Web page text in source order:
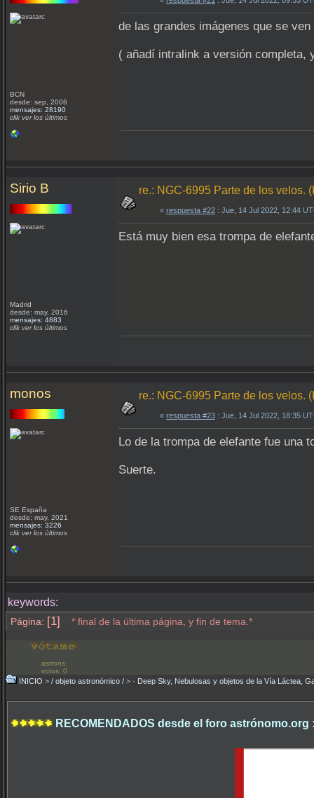
BCN
desde: sep, 2006
mensajes: 28190
clik ver los últimos
de las grandes imágenes que se
( añadí intralink a versión completa,
Sirio B
Madrid
desde: may, 2016
mensajes: 4883
clik ver los últimos
re.: NGC-6995 Parte de los velos.
« respuesta #22 : Jue, 14 Jul 2022, 12:44
Está muy bien esa trompa de
monos
SE España
desde: may, 2021
mensajes: 3226
clik ver los últimos
re.: NGC-6995 Parte de los velos.
« respuesta #23 : Jue, 14 Jul 2022, 18:35
Lo de la trompa de elefante fue una
Suerte.
keywords:
Página: [1] * final de la última página, y fin de tema.*
astrons:
votos: 0
INICIO > / objeto astronómico / > · Deep Sky, Nebulosas y objetos de la Vía Láctea,
RECOMENDADOS desde el foro astrónomo.org